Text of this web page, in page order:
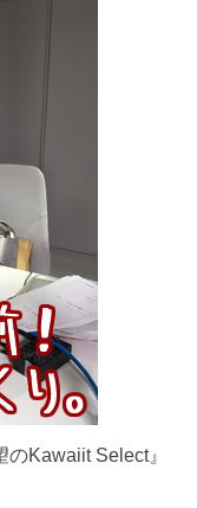
Kawaiit Select』